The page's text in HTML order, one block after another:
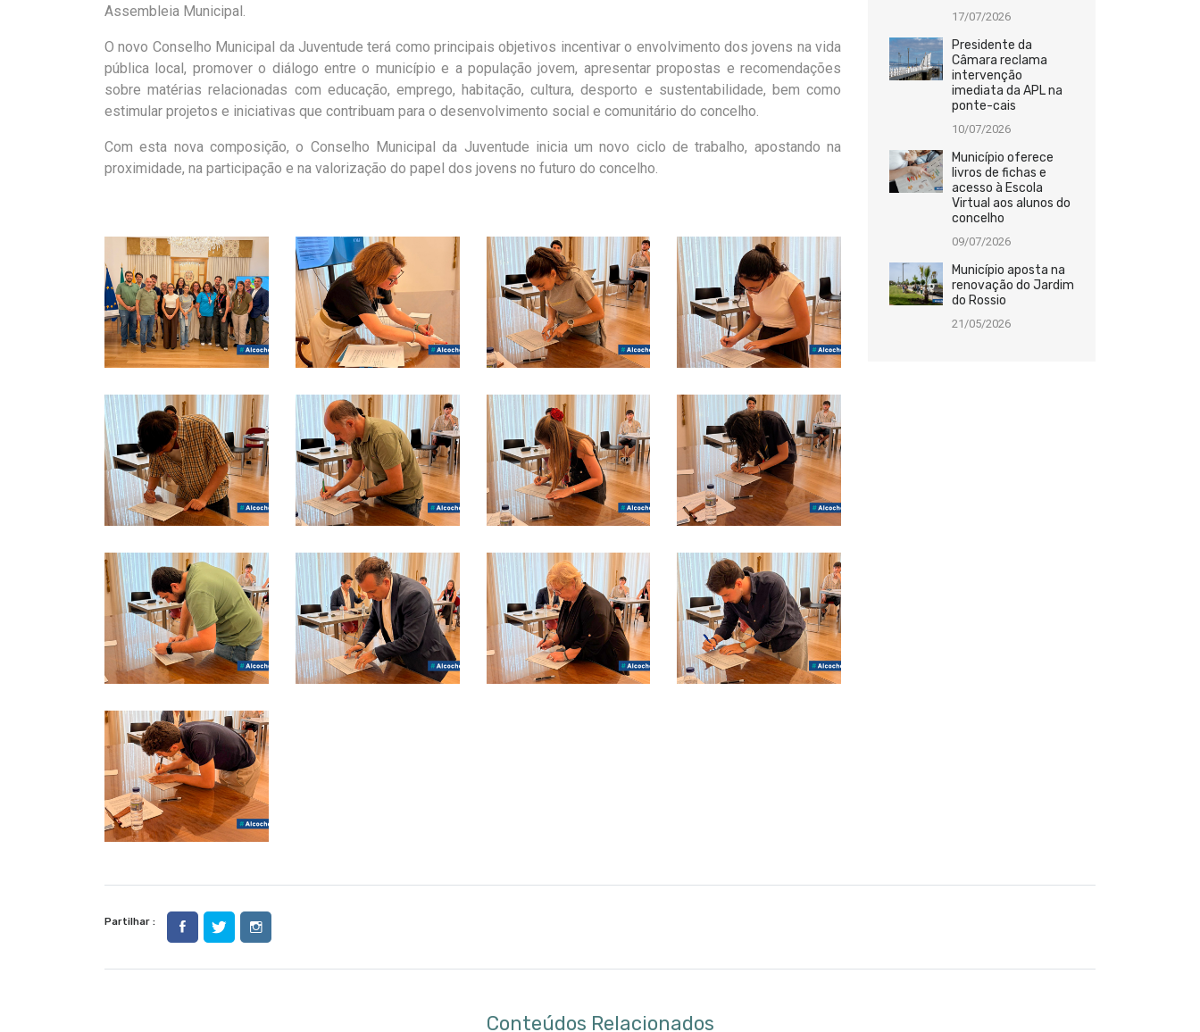
Assembleia Municipal.
O novo Conselho Municipal da Juventude terá como principais objetivos incentivar o envolvimento dos jovens na vida
pública local, promover o diálogo entre o município e a população jovem, apresentar propostas e recomendações
sobre matérias relacionadas com educação, emprego, habitação, cultura, desporto e sustentabilidade, bem como
estimular projetos e iniciativas que contribuam para o desenvolvimento social e comunitário do concelho.
Com esta nova composição, o Conselho Municipal da Juventude inicia um novo ciclo de trabalho, apostando na
proximidade, na participação e na valorização do papel dos jovens no futuro do concelho.
17/07/2026
Presidente da
Câmara reclama
intervenção
imediata da APL na
ponte-cais
10/07/2026
Município oferece
livros de fichas e
acesso à Escola
Virtual aos alunos do
concelho
09/07/2026
Município aposta na
renovação do Jardim
do Rossio
21/05/2026
Partilhar :
Conteúdos Relacionados